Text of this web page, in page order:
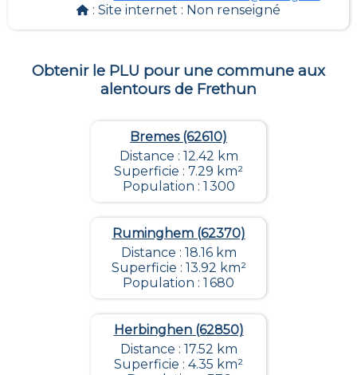
: Site internet : Non renseigné
Obtenir le PLU pour une commune aux
alentours de Frethun
Bremes (62610)
Distance : 12.42 km
Superficie : 7.29 km²
Population : 1 300
Ruminghem (62370)
Distance : 18.16 km
Superficie : 13.92 km²
Population : 1 680
Herbinghen (62850)
Distance : 17.52 km
Superficie : 4.35 km²